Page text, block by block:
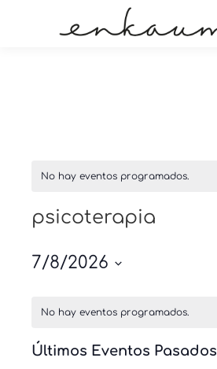
No hay eventos programados.
psicoterapia
7/8/2026
fecha.
de
Eventos
No hay eventos programados.
Últimos Eventos Pasados